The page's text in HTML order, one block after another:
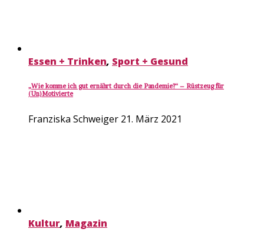
Essen + Trinken, Sport + Gesund
„Wie komme ich gut ernährt durch die Pandemie?“ – Rüstzeug für
(Un)Motivierte
Franziska Schweiger 21. März 2021
Kultur, Magazin